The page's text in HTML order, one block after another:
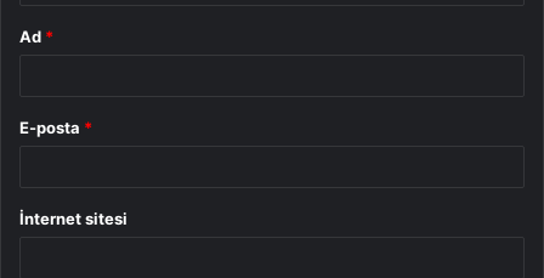
Ad *
E-posta *
İnternet sitesi